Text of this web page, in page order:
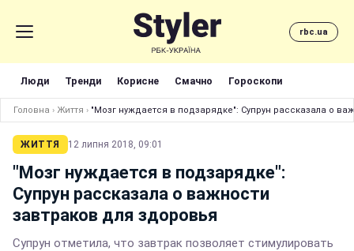
rbc.ua
Люди Тренди Корисне Смачно Гороскопи
Головна › Життя › "Мозг нуждается в подзарядке": Супрун рассказала о
ЖИТТЯ 12 липня 2018, 09:01
"Мозг нуждается в подзарядке":
Супрун рассказала о важности
завтраков для здоровья
Супрун отметила, что завтрак позволяет стимулировать